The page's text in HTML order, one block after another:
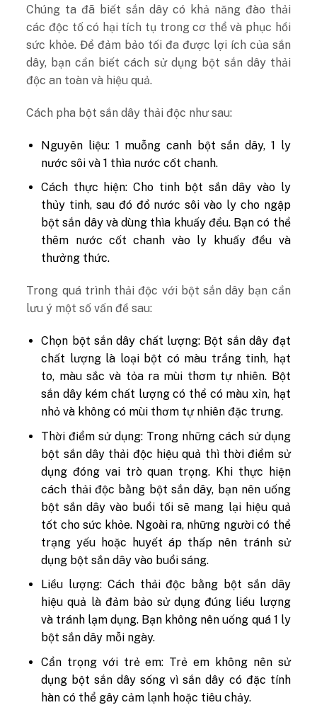
Chúng ta đã biết sắn dây có khả năng đào thải
các độc tố có hại tích tụ trong cơ thể và phục hồi
sức khỏe. Để đảm bảo tối đa được lợi ích của sắn
dây, bạn cần biết cách sử dụng bột sắn dây thải
độc an toàn và hiệu quả.
Cách pha bột sắn dây thải độc như sau:
Nguyên liệu: 1 muỗng canh bột sắn dây, 1 ly
nước sôi và 1 thìa nước cốt chanh.
Cách thực hiện: Cho tinh bột sắn dây vào ly
thủy tinh, sau đó đổ nước sôi vào ly cho ngập
bột sắn dây và dùng thìa khuấy đều. Bạn có thể
thêm nước cốt chanh vào ly khuấy đều và
thưởng thức.
Trong quá trình thải độc với bột sắn dây bạn cần
lưu ý một số vấn đề sau:
Chọn bột sắn dây chất lượng: Bột sắn dây đạt
chất lượng là loại bột có màu trắng tinh, hạt
to, màu sắc và tỏa ra mùi thơm tự nhiên. Bột
sắn dây kém chất lượng có thể có màu xỉn, hạt
nhỏ và không có mùi thơm tự nhiên đặc trưng.
Thời điểm sử dụng: Trong những cách sử dụng
bột sắn dây thải độc hiệu quả thì thời điểm sử
dụng đóng vai trò quan trọng. Khi thực hiện
cách thải độc bằng bột sắn dây, bạn nên uống
bột sắn dây vào buổi tối sẽ mang lại hiệu quả
tốt cho sức khỏe. Ngoài ra, những người có thể
trạng yếu hoặc huyết áp thấp nên tránh sử
dụng bột sắn dây vào buổi sáng.
Liều lượng: Cách thải độc bằng bột sắn dây
hiệu quả là đảm bảo sử dụng đúng liều lượng
và tránh lạm dụng. Bạn không nên uống quá 1 ly
bột sắn dây mỗi ngày.
Cẩn trọng với trẻ em: Trẻ em không nên sử
dụng bột sắn dây sống vì sắn dây có đặc tính
hàn có thể gây cảm lạnh hoặc tiêu chảy.